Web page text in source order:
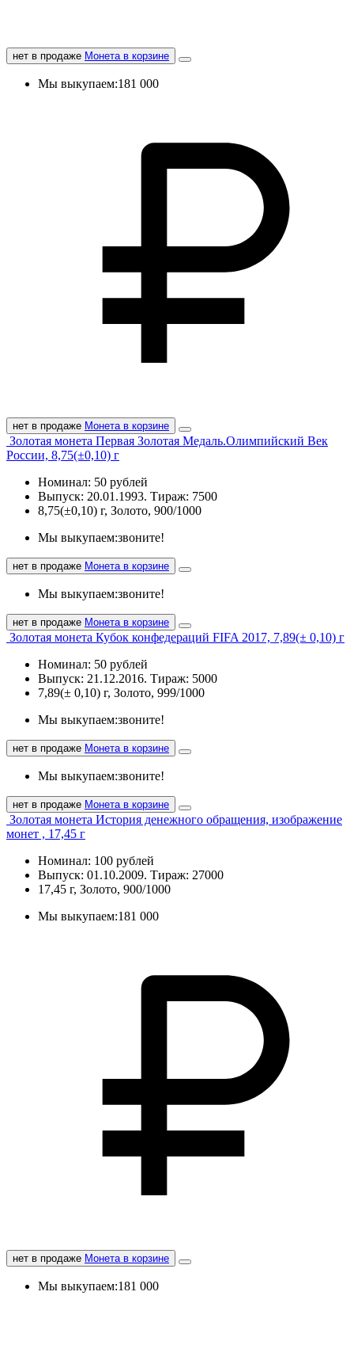
нет в продаже Монета в корзине
Мы выкупаем:181 000
нет в продаже Монета в корзине
Золотая монета Первая Золотая Медаль.Олимпийский Век
России, 8,75(±0,10) г
Номинал: 50 рублей
Выпуск: 20.01.1993. Тираж: 7500
8,75(±0,10) г, Золото, 900/1000
Мы выкупаем:звоните!
нет в продаже Монета в корзине
Мы выкупаем:звоните!
нет в продаже Монета в корзине
Золотая монета Кубок конфедераций FIFA 2017, 7,89(± 0,10) г
Номинал: 50 рублей
Выпуск: 21.12.2016. Тираж: 5000
7,89(± 0,10) г, Золото, 999/1000
Мы выкупаем:звоните!
нет в продаже Монета в корзине
Мы выкупаем:звоните!
нет в продаже Монета в корзине
Золотая монета История денежного обращения, изображение
монет , 17,45 г
Номинал: 100 рублей
Выпуск: 01.10.2009. Тираж: 27000
17,45 г, Золото, 900/1000
Мы выкупаем:181 000
нет в продаже Монета в корзине
Мы выкупаем:181 000